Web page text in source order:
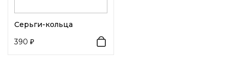
Серьги-кольца
390